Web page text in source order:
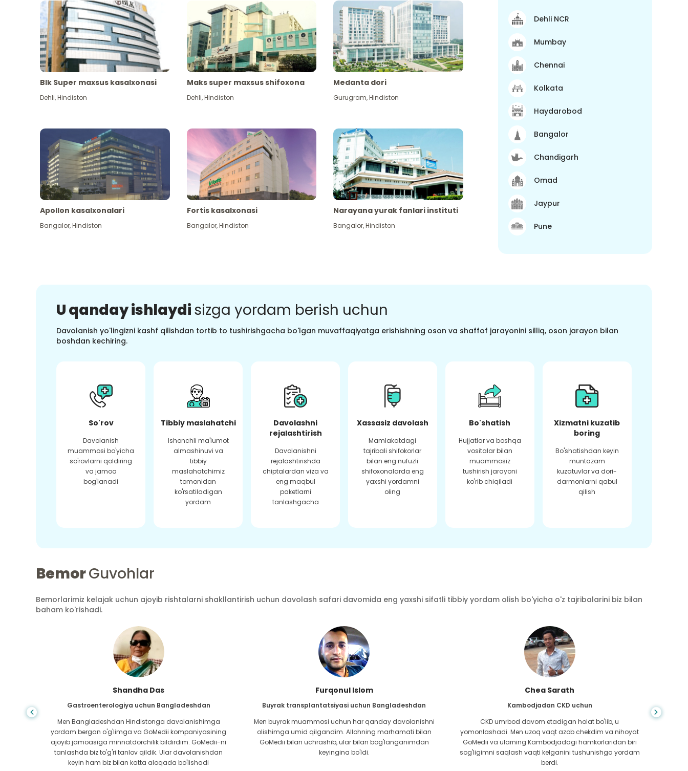
Blk Super maxsus kasalxonasi
Dehli,Hindiston
Maks super maxsus shifoxona
Dehli,Hindiston
Medanta dori
Gurugram,Hindiston
Apollon kasalxonalari
Bangalor,Hindiston
Fortis kasalxonasi
Bangalor,Hindiston
Narayana yurak fanlari instituti
Bangalor,Hindiston
Dehli NCR
Mumbay
Chennai
Kolkata
Haydarobod
Bangalor
Chandigarh
Omad
Jaypur
Pune
U qanday ishlaydisizga yordam berish uchun
Davolanish yo'lingizni kashf qilishdan tortib to tushirishgacha bo'lgan muvaffaqiyatga erishishning oson va shaffof jarayonini silliq, oson jarayon bilan
boshdan kechiring.
So'rov
Davolanish
muammosi bo'yicha
so'rovlarni qoldiring
va jamoa
bog'lanadi
Tibbiy maslahatchi
Ishonchli ma'lumot
almashinuvi va
tibbiy
maslahatchimiz
tomonidan
ko'rsatiladigan
yordam
Davolashni
rejalashtirish
Davolanishni
rejalashtirishda
chiptalardan viza va
eng maqbul
paketlarni
tanlashgacha
Xassasiz davolash
Mamlakatdagi
tajribali shifokorlar
bilan eng nufuzli
shifoxonalarda eng
yaxshi yordamni
oling
Bo'shatish
Hujjatlar va boshqa
vositalar bilan
muammosiz
tushirish jarayoni
ko'rib chiqiladi
Xizmatni kuzatib
boring
Bo'shatishdan keyin
muntazam
kuzatuvlar va dori-
darmonlarni qabul
qilish
BemorGuvohlar
Bemorlarimiz kelajak uchun ajoyib rishtalarni shakllantirish uchun davolash safari davomida eng yaxshi sifatli tibbiy yordam olish bo'yicha o'z tajribalarini biz bilan
baham ko'rishadi.
Shandha Das
Gastroenterologiya uchun Bangladeshdan
Men Bangladeshdan Hindistonga davolanishimga
yordam bergan o'g'limga va GoMedii kompaniyasining
ajoyib jamoasiga minnatdorchilik bildirdim. GoMedii-ni
tanlashda biz to'g'ri tanlov qildik. Ular davolanishdan
keyin ham biz bilan katta aloqada bo'lishadi
Furqonul Islom
Buyrak transplantatsiyasi uchun Bangladeshdan
Men buyrak muammosi uchun har qanday davolanishni
olishimga umid qilgandim. Allohning marhamati bilan
GoMedii bilan uchrashib, ular bilan bog'langanimdan
keyingina bo'ldi.
Chea Sarath
Kambodjadan CKD uchun
CKD umrbod davom etadigan holat bo'lib, u
yomonlashadi. Men uzoq vaqt azob chekdim va nihoyat
GoMedii va ularning Kambodjadagi hamkorlaridan biri
sog'ligimni saqlash vaqti kelganini tushunishga yordam
berdi.